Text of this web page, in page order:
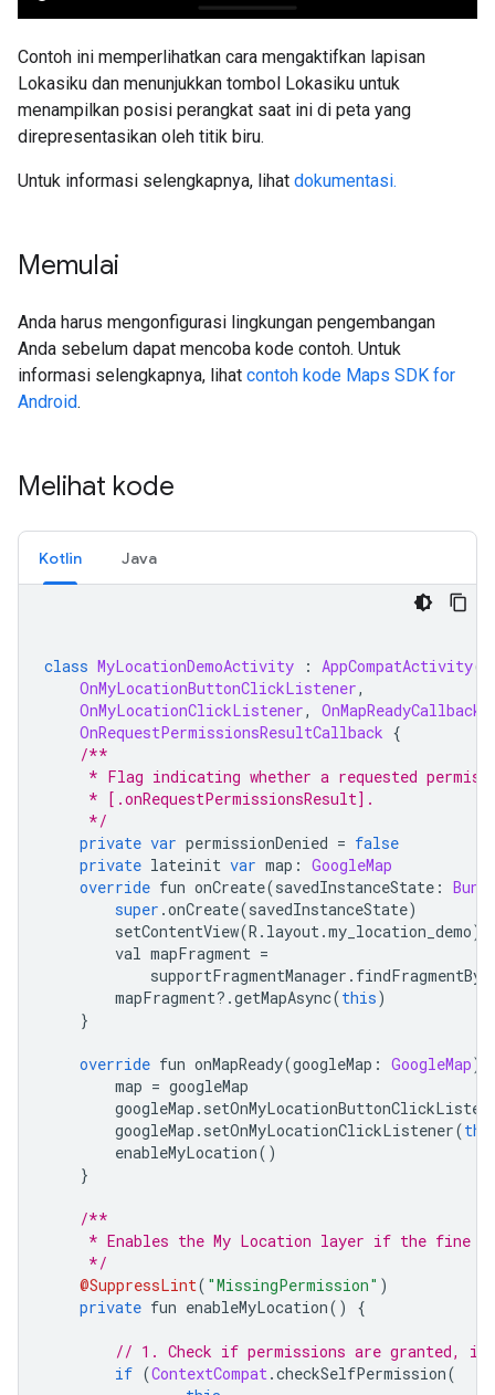
Contoh ini memperlihatkan cara mengaktifkan lapisan
Lokasiku dan menunjukkan tombol Lokasiku untuk
menampilkan posisi perangkat saat ini di peta yang
direpresentasikan oleh titik biru.
Untuk informasi selengkapnya, lihat dokumentasi.
Memulai
Anda harus mengonfigurasi lingkungan pengembangan
Anda sebelum dapat mencoba kode contoh. Untuk
informasi selengkapnya, lihat contoh kode Maps SDK for
Android.
Melihat kode
Kotlin Java
class MyLocationDemoActivity : AppCompatActivity
OnMyLocationButtonClickListener,
OnMyLocationClickListener, OnMapReadyCallback
OnRequestPermissionsResultCallback {
/**
* Flag indicating whether a requested
* [.onRequestPermissionsResult].
*/
private var permissionDenied = false
private lateinit var map : GoogleMap
override fun onCreate(savedInstanceState :
super .onCreate(savedInstanceState)
setContentView(R . layout .my_location_demo)
val mapFragment =
supportFragmentManager .
mapFragment?.getMapAsync(this)
}
override fun onMapReady(googleMap : GoogleMap)
map = googleMap
googleMap .
googleMap . setOnMyLocationClickListener(
enableMyLocation()
}
/**
* Enables the My Location layer if the fine
*/
@SuppressLint( "MissingPermission" )
private fun enableMyLocation() {
// 1. Check if permissions are granted, if
if (ContextCompat .checkSelfPermission(